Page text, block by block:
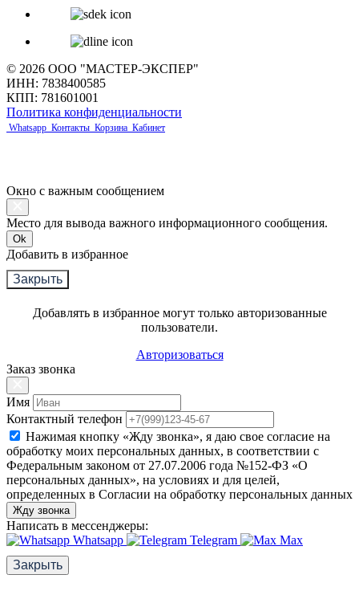
© 2026 ООО "МАСТЕР-ЭКСПЕР"
ИНН: 7838400585
КПП: 781601001
Политика конфиденциальности
Whatsapp Контакты Корзина Кабинет
Окно с важным сообщением
Место для вывода важного информационного сообщения.
Ok
Добавить в избранное
Закрыть
Добавлять в избранное могут только авторизованные
пользователи.
Авторизоваться
Заказ звонка
Имя
Контактный телефон
Нажимая кнопку «Жду звонка», я даю свое согласие на
обработку моих персональных данных, в соответствии с
Федеральным законом от 27.07.2006 года №152-ФЗ «О
персональных данных», на условиях и для целей,
определенных в Согласии на обработку персональных данных
Жду звонка
Написать в мессенджеры:
Whatsapp
Telegram
Max
Закрыть